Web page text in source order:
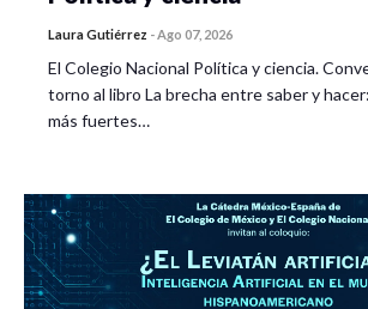
Laura Gutiérrez -Ago 07, 2026
El Colegio Nacional Política y ciencia.
torno al libro La brecha entre saber y
más fuertes…